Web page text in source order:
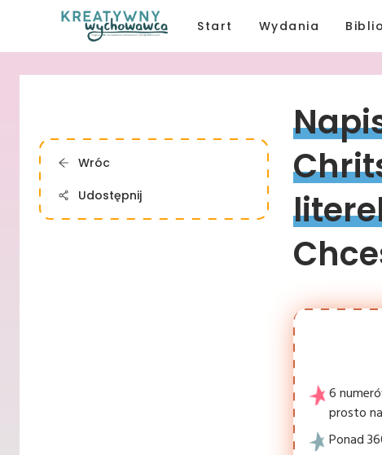
Start Wydania
Wróc
Udostępnij
6
prosto
Ponad